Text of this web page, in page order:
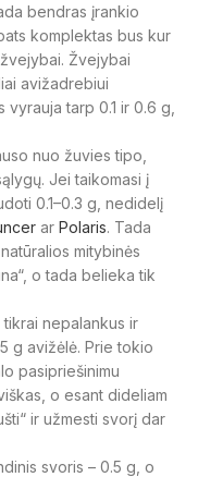
bendras įrankio
komplektas bus kur
Žvejybai
avižadrebiui
tarp 0.1 ir 0.6 g,
nuo žuvies tipo,
Jei taikomasi į
0.1–0.3 g, nedidelį
ar Polaris. Tada
mitybinės
o tada belieka tik
nepalankus ir
g avižėlė. Prie tokio
pasipriešinimu
o esant dideliam
ir užmesti svorį dar
svoris – 0.5 g, o